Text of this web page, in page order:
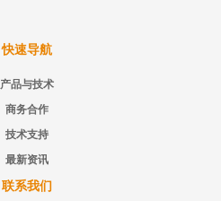
快速导航
产品与技术
商务合作
技术支持
最新资讯
联系我们